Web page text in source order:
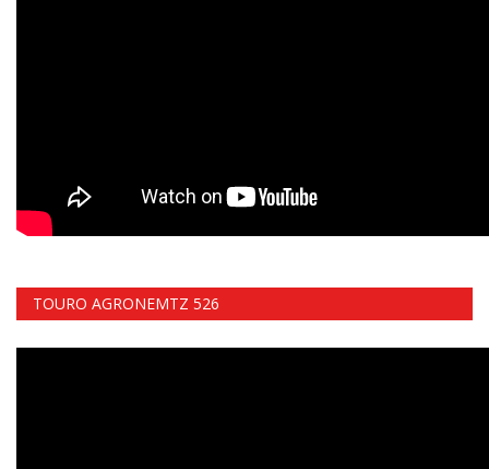
TOURO AGRONEMTZ 526